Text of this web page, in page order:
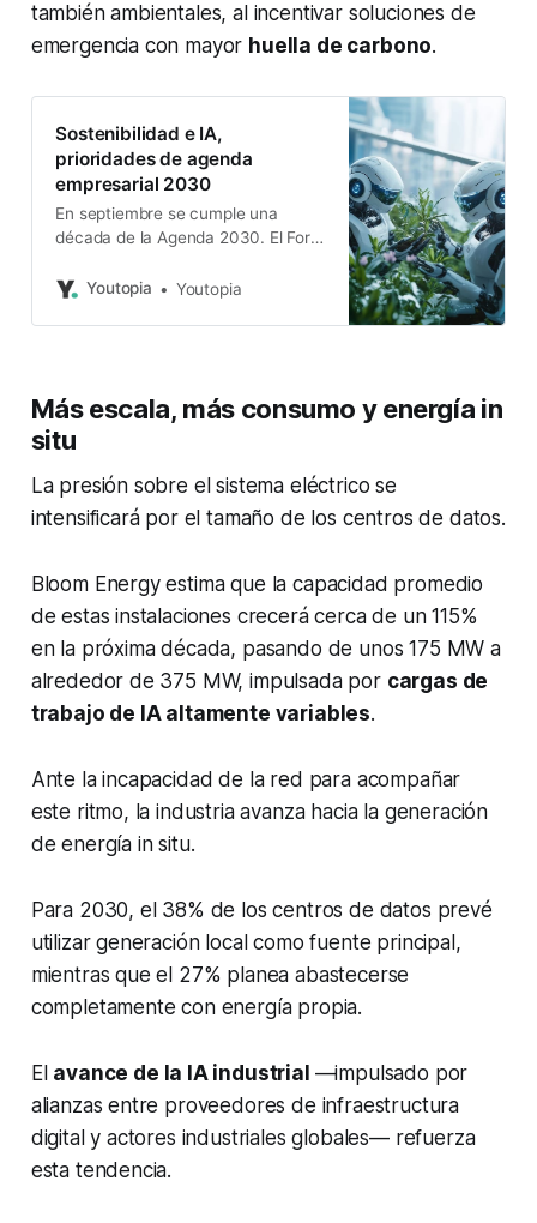
también ambientales, al incentivar soluciones de
emergencia con mayor huella de carbono.
Sostenibilidad e IA,
prioridades de agenda
empresarial 2030
En septiembre se cumple una
década de la Agenda 2030. El Foro
sostenibilidad e IA pueden acelerar
Youtopia Youtopia
Más escala, más consumo y energía in
situ
La presión sobre el sistema eléctrico se
intensificará por el tamaño de los centros de datos.
Bloom Energy estima que la capacidad promedio
de estas instalaciones crecerá cerca de un 115%
en la próxima década, pasando de unos 175 MW a
alrededor de 375 MW, impulsada por cargas de
trabajo de IA altamente variables.
Ante la incapacidad de la red para acompañar
este ritmo, la industria avanza hacia la generación
de energía in situ.
Para 2030, el 38% de los centros de datos prevé
utilizar generación local como fuente principal,
mientras que el 27% planea abastecerse
completamente con energía propia.
El avance de la IA industrial —impulsado por
alianzas entre proveedores de infraestructura
digital y actores industriales globales— refuerza
esta tendencia.